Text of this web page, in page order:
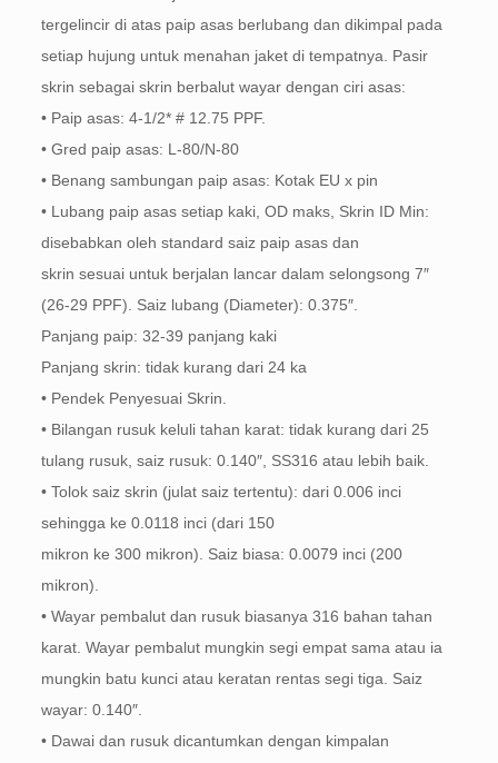
tergelincir di atas paip asas berlubang dan dikimpal pada
setiap hujung untuk menahan jaket di tempatnya. Pasir
skrin sebagai skrin berbalut wayar dengan ciri asas:
• Paip asas: 4-1/2* # 12.75 PPF.
• Gred paip asas: L-80/N-80
• Benang sambungan paip asas: Kotak EU x pin
• Lubang paip asas setiap kaki, OD maks, Skrin ID Min:
disebabkan oleh standard saiz paip asas dan
skrin sesuai untuk berjalan lancar dalam selongsong 7″
(26-29 PPF). Saiz lubang (Diameter): 0.375″.
Panjang paip: 32-39 panjang kaki
Panjang skrin: tidak kurang dari 24 ka
• Pendek Penyesuai Skrin.
• Bilangan rusuk keluli tahan karat: tidak kurang dari 25
tulang rusuk, saiz rusuk: 0.140″, SS316 atau lebih baik.
• Tolok saiz skrin (julat saiz tertentu): dari 0.006 inci
sehingga ke 0.0118 inci (dari 150
mikron ke 300 mikron). Saiz biasa: 0.0079 inci (200
mikron).
• Wayar pembalut dan rusuk biasanya 316 bahan tahan
karat. Wayar pembalut mungkin segi empat sama atau ia
mungkin batu kunci atau keratan rentas segi tiga. Saiz
wayar: 0.140″.
• Dawai dan rusuk dicantumkan dengan kimpalan